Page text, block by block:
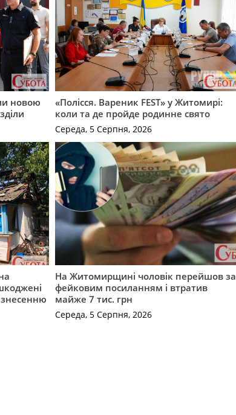
новою
«Полісся. Вареник FEST» у Житомирі:
коли та де пройде родинне свято
Середа, 5 Серпня, 2026
На Житомирщині чоловік перейшов за
фейковим посиланням і втратив
майже 7 тис. грн
Середа, 5 Серпня, 2026